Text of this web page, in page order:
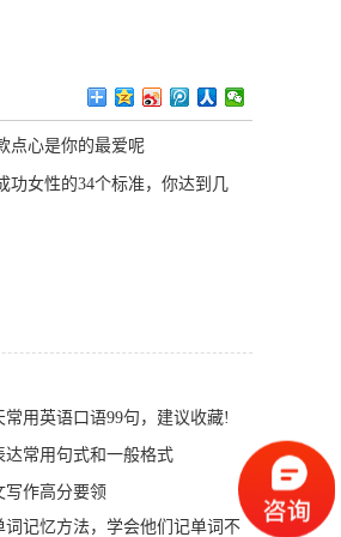
点心是你的最爱呢
功女性的34个标准，你达到几
常用英语口语99句，建议收藏!
达常用句式和一般格式
写作高分要领
词记忆方法，学会他们记单词不